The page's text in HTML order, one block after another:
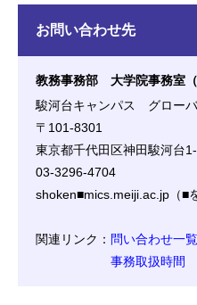
お問い合わせ先
教務事務部 大学院事務室（
駿河台キャンパス グローバ
〒101-8301
東京都千代田区神田駿河台1-
03-3296-4704
shoken■mics.meiji.ac.jp（■
関連リンク： 問い合わせ一覧
事務取扱時間